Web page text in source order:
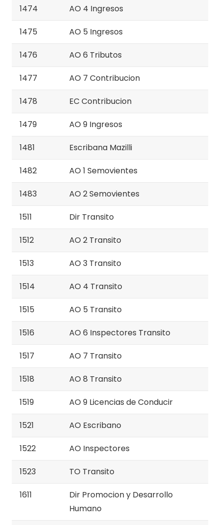
1474 AO 4 Ingresos
1475 AO 5 Ingresos
1476 AO 6 Tributos
1477 AO 7 Contribucion
1478 EC Contribucion
1479 AO 9 Ingresos
1481 Escribana Mazilli
1482 AO 1 Semovientes
1483 AO 2 Semovientes
1511 Dir Transito
1512 AO 2 Transito
1513 AO 3 Transito
1514 AO 4 Transito
1515 AO 5 Transito
1516 AO 6 Inspectores Transito
1517 AO 7 Transito
1518 AO 8 Transito
1519 AO 9 Licencias de Conducir
1521 AO Escribano
1522 AO Inspectores
1523 TO Transito
1611
Dir Promocion y Desarrollo
Humano